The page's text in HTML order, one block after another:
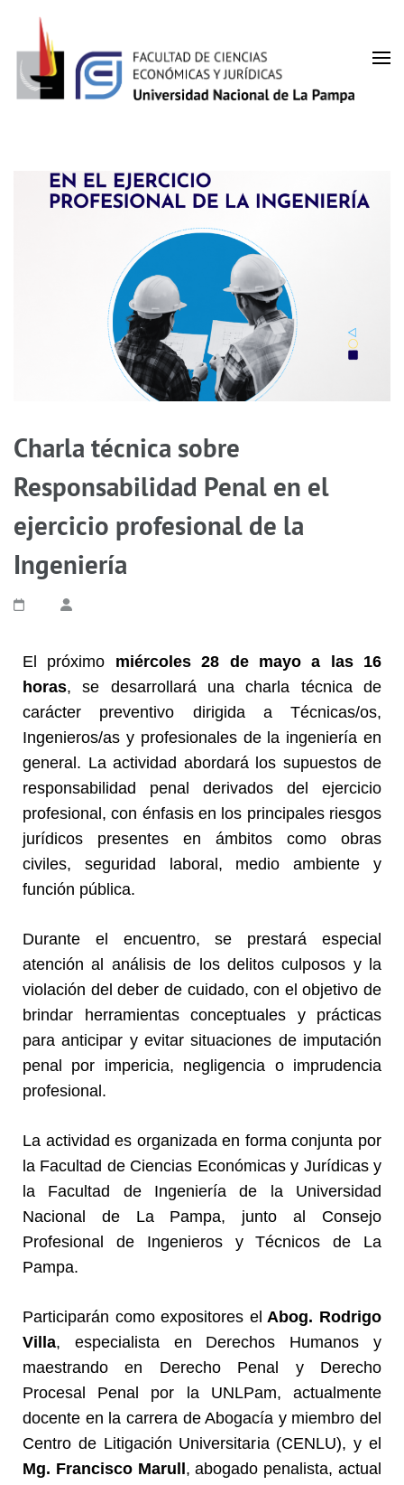
Charla técnica sobre
Responsabilidad Penal en el
ejercicio profesional de la
Ingeniería
El próximo miércoles 28 de mayo a las 16
horas, se desarrollará una charla técnica de
carácter preventivo dirigida a Técnicas/os,
Ingenieros/as y profesionales de la ingeniería en
general. La actividad abordará los supuestos de
responsabilidad penal derivados del ejercicio
profesional, con énfasis en los principales riesgos
jurídicos presentes en ámbitos como obras
civiles, seguridad laboral, medio ambiente y
función pública.
Durante el encuentro, se prestará especial
atención al análisis de los delitos culposos y la
violación del deber de cuidado, con el objetivo de
brindar herramientas conceptuales y prácticas
para anticipar y evitar situaciones de imputación
penal por impericia, negligencia o imprudencia
profesional.
La actividad es organizada en forma conjunta por
la Facultad de Ciencias Económicas y Jurídicas y
la Facultad de Ingeniería de la Universidad
Nacional de La Pampa, junto al Consejo
Profesional de Ingenieros y Técnicos de La
Pampa.
Participarán como expositores el Abog. Rodrigo
Villa, especialista en Derechos Humanos y
maestrando en Derecho Penal y Derecho
Procesal Penal por la UNLPam, actualmente
docente en la carrera de Abogacía y miembro del
Centro de Litigación Universitaria (CENLU), y el
Mg. Francisco Marull, abogado penalista, actual